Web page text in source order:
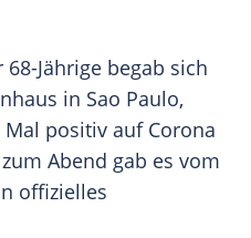
68-Jährige begab sich
in Sao Paulo,
positiv auf Corona
Abend gab es vom
offizielles